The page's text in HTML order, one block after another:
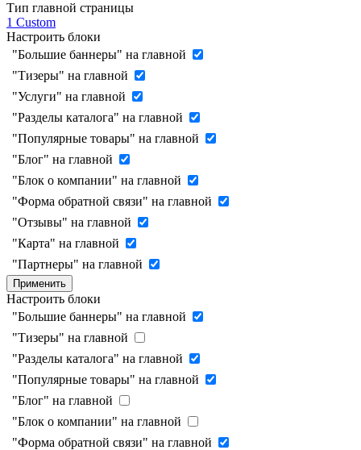
Тип главной страницы
1 Custom
Настроить блоки
"Большие баннеры" на главной
"Тизеры" на главной
"Услуги" на главной
"Разделы каталога" на главной
"Популярные товары" на главной
"Блог" на главной
"Блок о компании" на главной
"Форма обратной связи" на главной
"Отзывы" на главной
"Карта" на главной
"Партнеры" на главной
Применить
Настроить блоки
"Большие баннеры" на главной
"Тизеры" на главной
"Разделы каталога" на главной
"Популярные товары" на главной
"Блог" на главной
"Блок о компании" на главной
"Форма обратной связи" на главной